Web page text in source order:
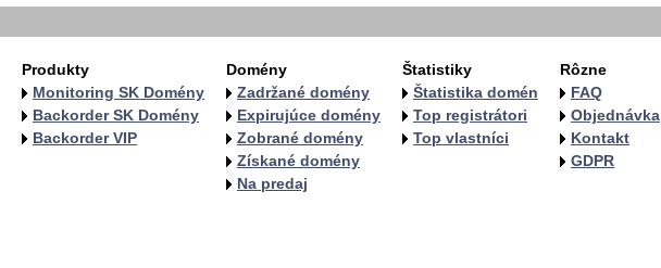
Produkty
Monitoring SK Domény
Backorder SK Domény
Backorder VIP
Domény
Zadržané domény
Expirujúce domény
Zobrané domény
Získané domény
Na predaj
Štatistiky
Štatistika domén
Top registrátori
Top vlastníci
Rôzne
FAQ
Objednávka
Kontakt
GDPR